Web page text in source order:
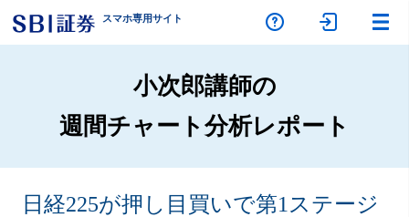
スマホ専用サイト
小次郎講師の
週間チャート分析レポート
日経225が押し目買いで第1ステージ